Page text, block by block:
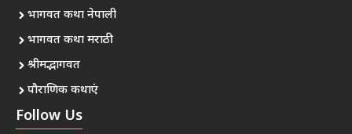
भागवत कथा नेपाली
भागवत कथा मराठी
श्रीमद्भागवत
पौराणिक कथाएं
Follow Us